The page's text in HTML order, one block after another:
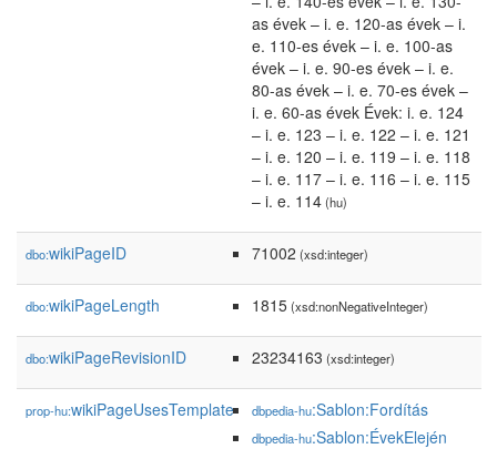
as évek – i. e. 120-as évek – i.
e. 110-es évek – i. e. 100-as
évek – i. e. 90-es évek – i. e.
80-as évek – i. e. 70-es évek –
i. e. 60-as évek Évek: i. e. 124
– i. e. 123 – i. e. 122 – i. e. 121
– i. e. 120 – i. e. 119 – i. e. 118
– i. e. 117 – i. e. 116 – i. e. 115
– i. e. 114(hu)
dbo:wikiPageID 71002 (xsd:integer)
dbo:wikiPageLength 1815(xsd:nonNegativeInteger)
dbo:wikiPageRevisionID 23234163 (xsd:integer)
prop-hu:wikiPageUsesTemplate dbpedia-hu:Sablon:Fordítás
dbpedia-hu:Sablon:ÉvekElején